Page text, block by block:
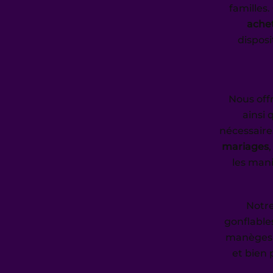
familles.
Nous
ainsi
mariages,
les
et bien